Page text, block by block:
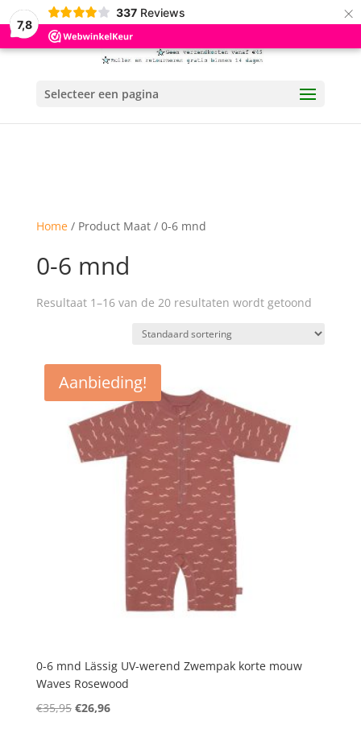
7,8
337 Reviews ×
Selecteer een pagina
Home/ Product Maat / 0-6 mnd
0-6 mnd
Resultaat 1–16 van de 20 resultaten wordt getoond
Aanbieding!
0-6 mnd Lässig UV-werend Zwempak korte mouw
Waves Rosewood
€35,95 Oorspronkelijke
€26,96Huidige